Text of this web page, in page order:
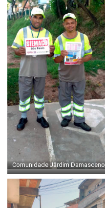
Comunidade Jardim Damasceno